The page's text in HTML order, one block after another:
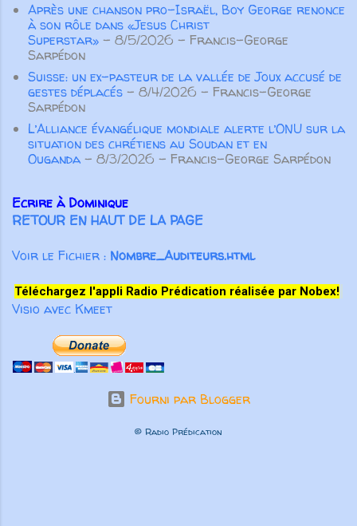
prononcer des paroles qui
participeront à la croissance
spirituelle des autres croyants. Pas
“font du bien au corps”, m...
Après une chanson pro-Israël, Boy George renonce
à son rôle dans «Jesus Christ
Superstar» - 8/5/2026 - Francis-George
Sarpédon
Suisse: un ex-pasteur de la vallée de Joux accusé de
gestes déplacés - 8/4/2026 - Francis-George
Sarpédon
L’Alliance évangélique mondiale alerte l’ONU sur la
situation des chrétiens au Soudan et en
Ouganda - 8/3/2026 - Francis-George Sarpédon
Ecrire à Dominique
RETOUR EN HAUT DE LA PAGE
Voir le Fichier : Nombre_Auditeurs.html
Téléchargez l'appli Radio Prédication réalisée par Nobex!
Visio avec Kmeet
Fourni par Blogger
© Radio Prédication